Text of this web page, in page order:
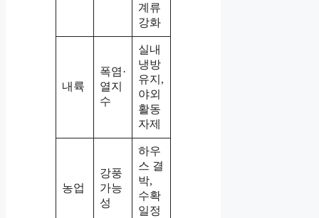
계류
강화
내륙
폭염·
열지
수
실내
냉방
유지,
야외
활동
자제
농업
강풍
가능
성
하우
스 결
박,
수확
일정